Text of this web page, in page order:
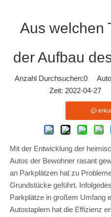
Aus welchen
der Aufbau
Anzahl Durchsuchen:0
Zeit: 2022-04-27
Mit der Entwicklung der
Autos der Bewohner rasant
an Parkplätzen hat zu
Grundstücke geführt.
Parkplätze in großem Umfang
Autostaplern hat die Effizienz